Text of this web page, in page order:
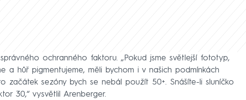
ochranného faktoru. „Pokud jsme světlejší fototyp,
a hůř pigmentujeme, měli bychom i v našich podmínkách
začátek sezóny bych se nebál použít 50+. Snášíte-li sluníčko
30,“ vysvětlil Arenberger.